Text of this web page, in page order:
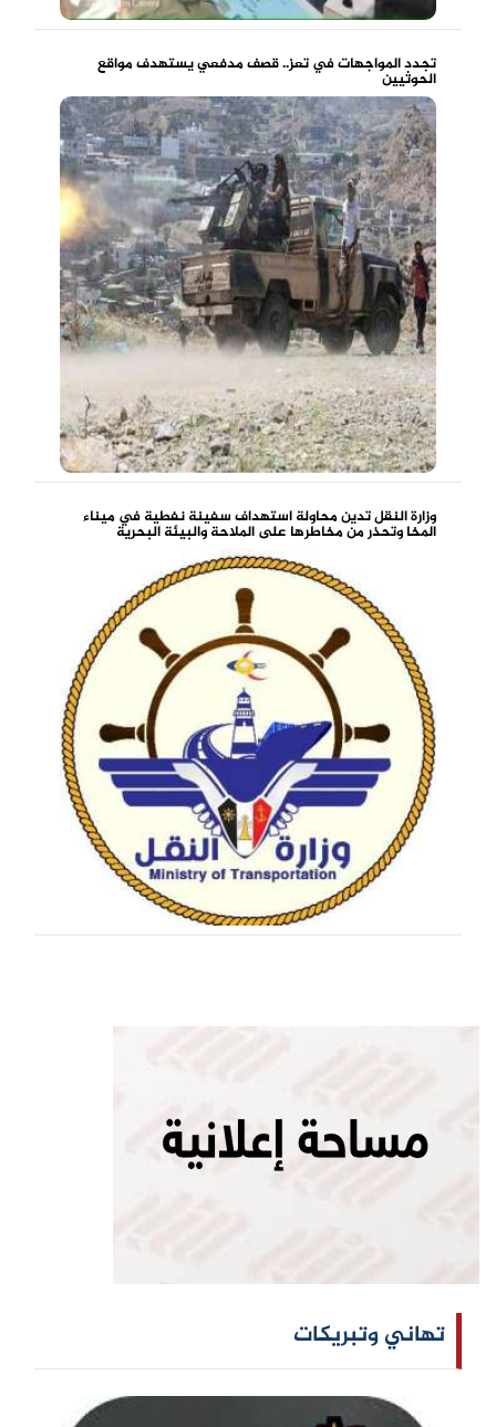
تجدد المواجهات في تعز.. قصف مدفعي يستهدف مواقع
الحوثيين
وزارة النقل تدين محاولة استهداف سفينة نفطية في ميناء
المخا وتحذر من مخاطرها على الملاحة والبيئة البحرية
تهاني وتبريكات